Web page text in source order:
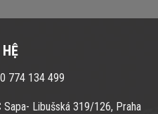
774 134 499
Sapa- Libušská 319/126, Praha